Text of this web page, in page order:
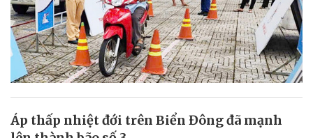
Áp thấp nhiệt đới trên Biển Đông đã mạnh